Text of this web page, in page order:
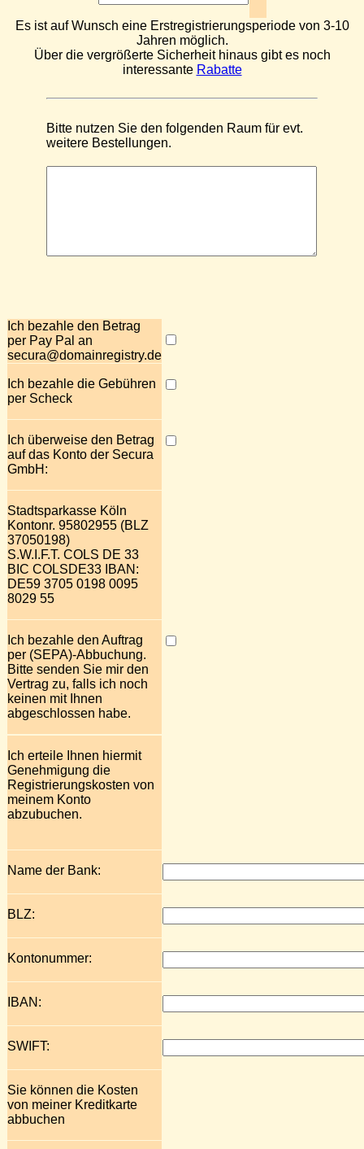
Es ist auf Wunsch eine Erstregistrierungsperiode von 3-10
Jahren möglich.
Über die vergrößerte Sicherheit hinaus gibt es noch
interessante Rabatte
Bitte nutzen Sie den folgenden Raum für evt.
weitere Bestellungen.
Ich bezahle den Betrag
per Pay Pal an
secura@domainregistry.de
Ich bezahle die Gebühren
per Scheck
Ich überweise den Betrag
auf das Konto der Secura
GmbH:
Stadtsparkasse Köln
Kontonr. 95802955 (BLZ
37050198)
S.W.I.F.T. COLS DE 33
BIC COLSDE33 IBAN:
DE59 3705 0198 0095
8029 55
Ich bezahle den Auftrag
per (SEPA)-Abbuchung.
Bitte senden Sie mir den
Vertrag zu, falls ich noch
keinen mit Ihnen
abgeschlossen habe.
Ich erteile Ihnen hiermit
Genehmigung die
Registrierungskosten von
meinem Konto
abzubuchen.
Name der Bank:
BLZ:
Kontonummer:
IBAN:
SWIFT:
Sie können die Kosten
von meiner Kreditkarte
abbuchen